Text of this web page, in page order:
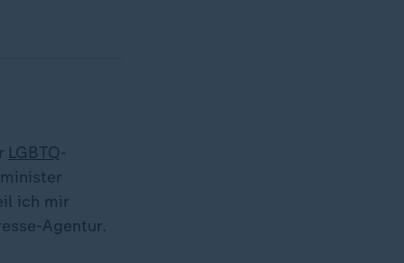
LGBTQ-
ich mir
Agentur.